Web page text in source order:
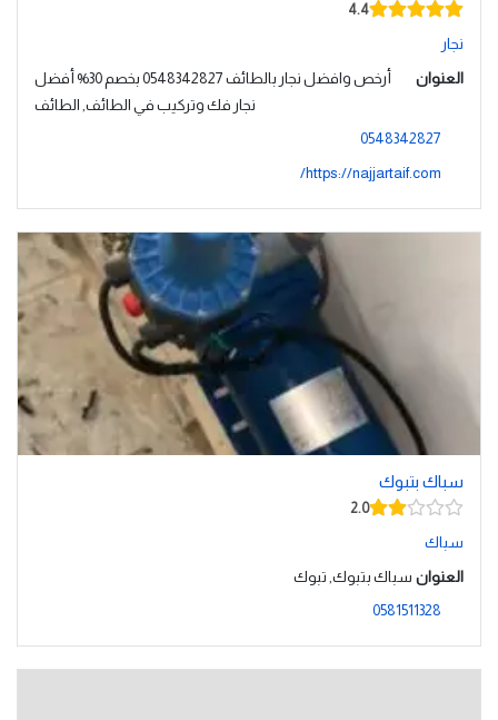
4.4
نجار
العنوان
أرخص وافضل نجار بالطائف 0548342827 بخصم 30% أفضل
نجار فك وتركيب في الطائف, الطائف
0548342827
https://najjartaif.com/
سباك بتبوك
2.0
سباك
العنوان سباك بتبوك, تبوك
0581511328